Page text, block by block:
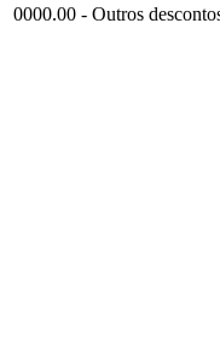
0000.00 - Outros